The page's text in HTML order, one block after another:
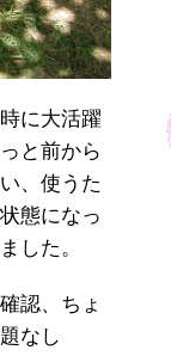
に大活躍
と前から
、使うた
態になっ
した。
認、ちょ
なし